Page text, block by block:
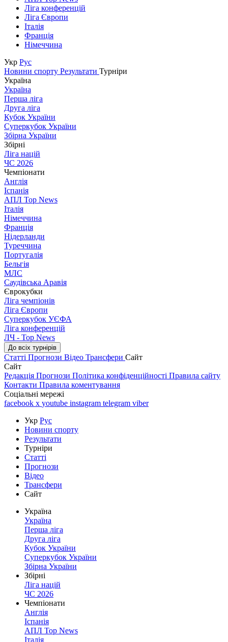
Ліга конференцій
Ліга Європи
Італія
Франція
Німеччина
Укр Рус
Новини спорту Результати Турніри
Україна
Україна
Перша ліга
Друга ліга
Кубок України
Суперкубок України
Збірна України
Збірні
Ліга націй
ЧС 2026
Чемпіонати
Англія
Іспанія
АПЛ Top News
Італія
Німеччина
Франція
Нідерланди
Туреччина
Португалія
Бельгія
МЛС
Саудівська Аравія
Єврокубки
Ліга чемпіонів
Ліга Європи
Суперкубок УЄФА
Ліга конференцій
ЛЧ - Top News
До всіх турнірів
Статті Прогнози Відео Трансфери Сайт
Сайт
Редакція Прогнози Політика конфіденційності Правила сайту
Контакти Правила коментування
Соціальні мережі
facebook x youtube instagram telegram viber
Укр Рус
Новини спорту
Результати
Турніри
Статті
Прогнози
Відео
Трансфери
Сайт
Україна
Україна
Перша ліга
Друга ліга
Кубок України
Суперкубок України
Збірна України
Збірні
Ліга націй
ЧС 2026
Чемпіонати
Англія
Іспанія
АПЛ Top News
Італія